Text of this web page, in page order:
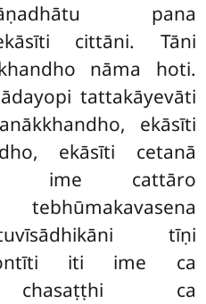
pana
cittāni. Tāni
nāma hoti.
tattakāyevāti
ekāsīti
ekāsīti cetanā
ime cattāro
tīṇi
iti ime ca
chasaṭṭhi ca